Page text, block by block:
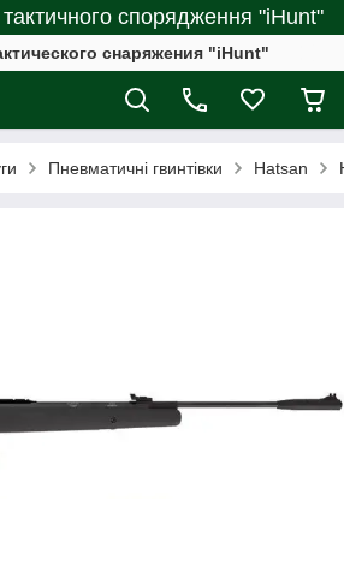
тактичного спорядження "iHunt"
снаряжения "iHunt"
Пневматичні гвинтівки Hatsan